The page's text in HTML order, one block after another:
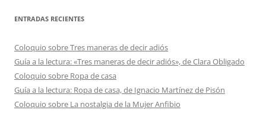
ENTRADAS RECIENTES
Coloquio sobre Tres maneras de decir adiós
Guía a la lectura: «Tres maneras de decir adiós», de Clara Obligado
Coloquio sobre Ropa de casa
Guía a la lectura: Ropa de casa, de Ignacio Martínez de Pisón
Coloquio sobre La nostalgia de la Mujer Anfibio